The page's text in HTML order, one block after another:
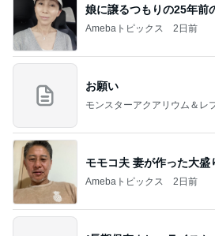
娘に譲るつもりの25年前
Amebaトピックス 2日前
お願い
モンスターアクアリウム＆レ
モモコ夫 妻が作った大盛
Amebaトピックス 2日前